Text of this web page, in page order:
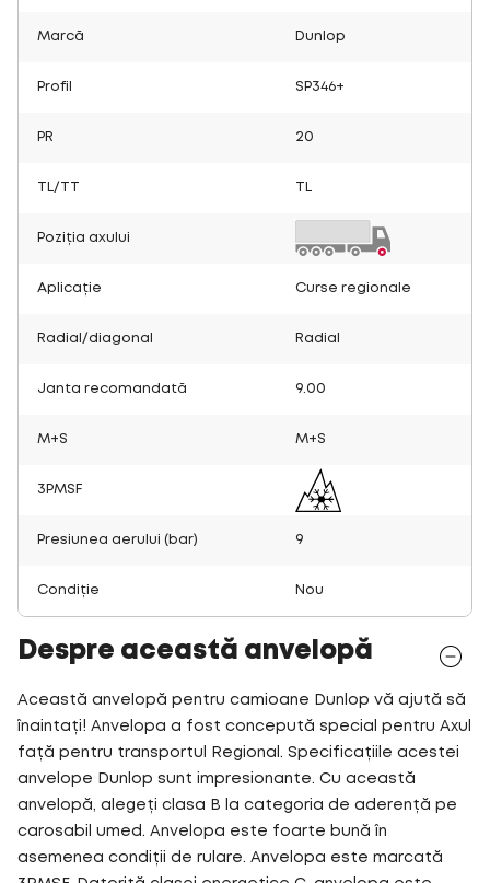
Marcă Dunlop
Profil SP346+
PR 20
TL/TT
Poziția axului
Aplicație Curse regionale
Radial/diagonal Radial
Janta recomandată 9.00
M+S M+S
3PMSF
Presiunea aerului (bar) 9
Condiție Nou
Despre această anvelopă
Această anvelopă pentru camioane Dunlop vă ajută să
înaintați! Anvelopa a fost concepută special pentru Axul
față pentru transportul Regional. Specificațiile acestei
anvelope Dunlop sunt impresionante. Cu această
anvelopă, alegeți clasa B la categoria de aderență pe
carosabil umed. Anvelopa este foarte bună în
asemenea condiții de rulare. Anvelopa este marcată